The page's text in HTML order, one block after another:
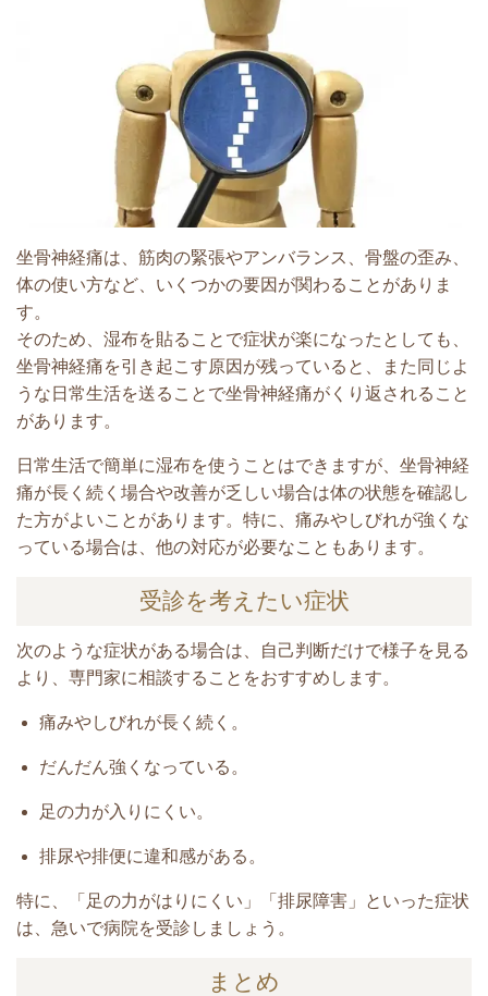
坐骨神経痛は、筋肉の緊張やアンバランス、骨盤の歪み、
体の使い方など、いくつかの要因が関わることがありま
す。
そのため、湿布を貼ることで症状が楽になったとしても、
坐骨神経痛を引き起こす原因が残っていると、また同じよ
うな日常生活を送ることで坐骨神経痛がくり返されること
があります。
日常生活で簡単に湿布を使うことはできますが、坐骨神経
痛が長く続く場合や改善が乏しい場合は体の状態を確認し
た方がよいことがあります。特に、痛みやしびれが強くな
っている場合は、他の対応が必要なこともあります。
受診を考えたい症状
次のような症状がある場合は、自己判断だけで様子を見る
より、専門家に相談することをおすすめします。
痛みやしびれが長く続く。
だんだん強くなっている。
足の力が入りにくい。
排尿や排便に違和感がある。
特に、「足の力がはりにくい」「排尿障害」といった症状
は、急いで病院を受診しましょう。
まとめ